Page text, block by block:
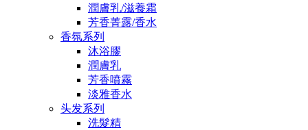
潤膚乳/滋養霜
芳香菁露/香水
香氛系列
沐浴膠
潤膚乳
芳香噴霧
淡雅香水
头发系列
洗髮精